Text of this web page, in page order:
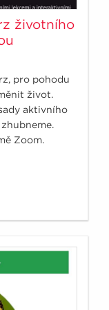
životního
pro pohodu
život.
aktivního
Zoom.